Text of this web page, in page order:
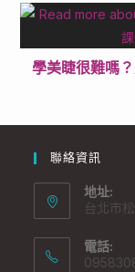
學美睫很難嗎
聯絡資訊
地址:
台北市
電話: